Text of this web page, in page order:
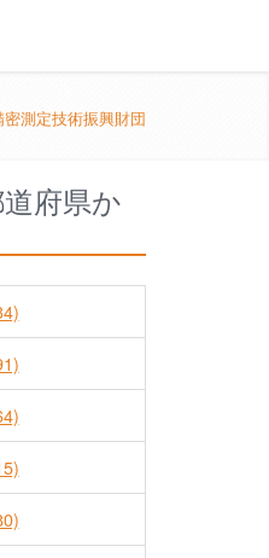
測定技術振興財団
府県か